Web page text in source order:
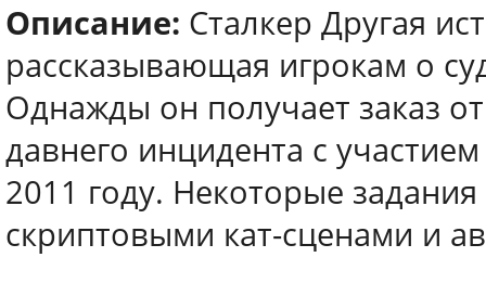
Описание: Сталкер Другая
рассказывающая игрокам о
Однажды он получает заказ
давнего инцидента с
2011 году. Некоторые
скриптовыми кат-сценами и